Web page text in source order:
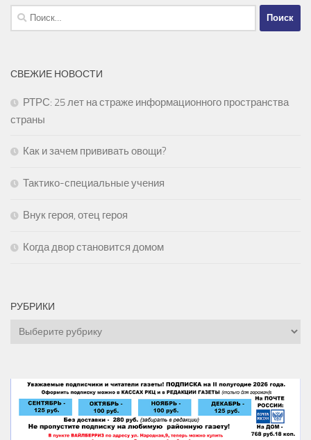
Найти:
СВЕЖИЕ НОВОСТИ
РТРС: 25 лет на страже информационного пространства
страны
Как и зачем прививать овощи?
Тактико-специальные учения
Внук героя, отец героя
Когда двор становится домом
РУБРИКИ
Рубрики